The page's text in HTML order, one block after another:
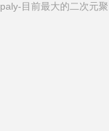
目前最大的二次元聚